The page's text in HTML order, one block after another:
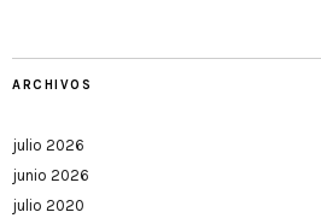
ARCHIVOS
julio 2026
junio 2026
julio 2020